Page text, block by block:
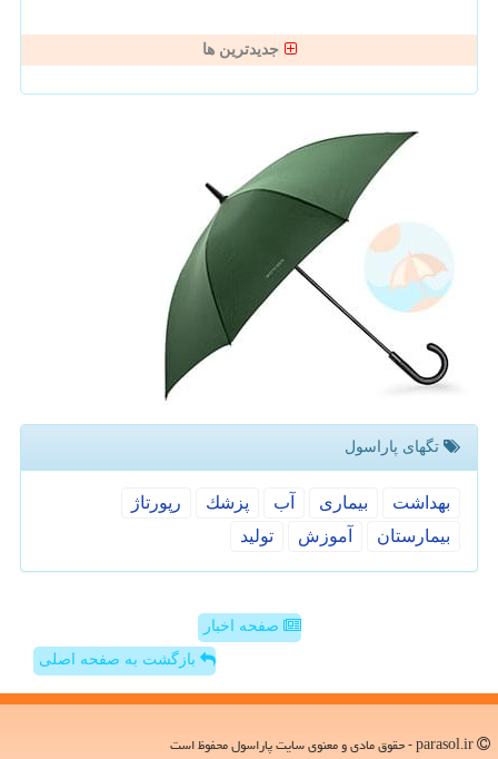
جدیدترین ها
تگهای پاراسول
بهداشت بیماری آب پزشك
رپورتاژ
بیمارستان
آموزش تولید
صفحه اخبار
بازگشت به صفحه اصلی